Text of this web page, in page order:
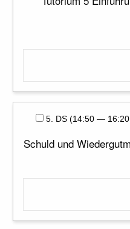
5. DS (14:50 —
Schuld und